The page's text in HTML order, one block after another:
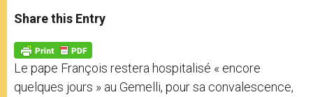
t
s
p
p
s
e
g
e
r
e
b
o
k
Share this Entry
Le pape François restera hospitalisé « encore
quelques jours » au Gemelli, pour sa convalescence,